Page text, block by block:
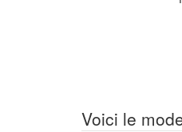
Voici le